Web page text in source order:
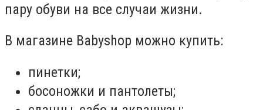
пару обуви на все случаи жизни.
В магазине Babyshop можно купить:
пинетки;
босоножки и пантолеты;